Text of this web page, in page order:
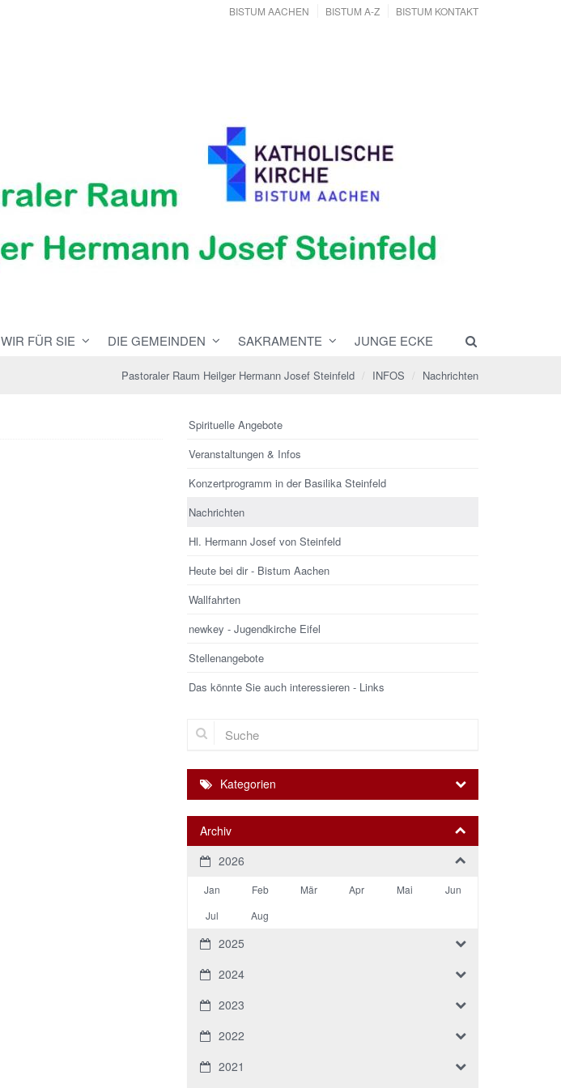
BISTUM AACHEN BISTUM A-Z BISTUM KONTAKT
WIR FÜR SIE DIE GEMEINDEN SAKRAMENTE JUNGE ECKE
Pastoraler Raum Heilger Hermann Josef Steinfeld INFOS Nachrichten
Spirituelle Angebote
Veranstaltungen & Infos
Konzertprogramm in der Basilika Steinfeld
Nachrichten
Hl. Hermann Josef von Steinfeld
Heute bei dir - Bistum Aachen
Wallfahrten
newkey - Jugendkirche Eifel
Stellenangebote
Das könnte Sie auch interessieren - Links
Suche
Kategorien
Archiv
2026
Jan Feb Mär Apr Mai
Jun
Jul
Aug
2025
2024
2023
2022
2021